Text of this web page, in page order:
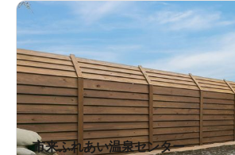
市来ふれあい温泉センター